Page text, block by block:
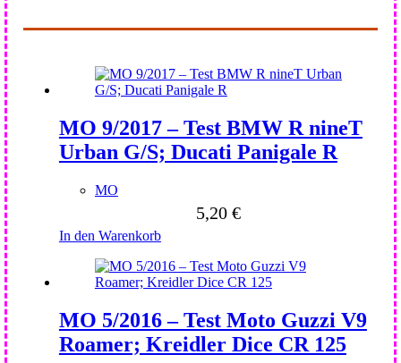
MO 9/2017 – Test BMW R nineT
Urban G/S; Ducati Panigale R
MO
5,20 €
In den Warenkorb
MO 5/2016 – Test Moto Guzzi V9
Roamer; Kreidler Dice CR 125